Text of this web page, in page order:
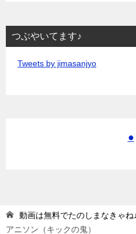
つぶやいてます♪
Tweets by jimasanjyo
●
動画は無料でたのしまなきゃね
アニソン（キックの鬼）